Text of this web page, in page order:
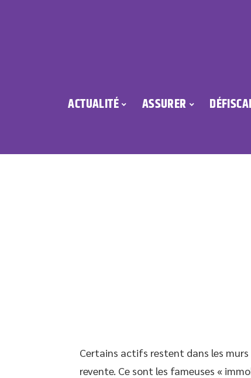
ACTUALITÉ ASSURER
Certains actifs restent dans les
revente. Ce sont les fameuses «